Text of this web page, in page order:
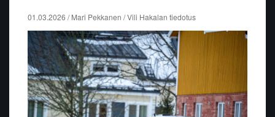
01.03.2026 / Mari Pekkanen / Vili Hakalan tiedotus